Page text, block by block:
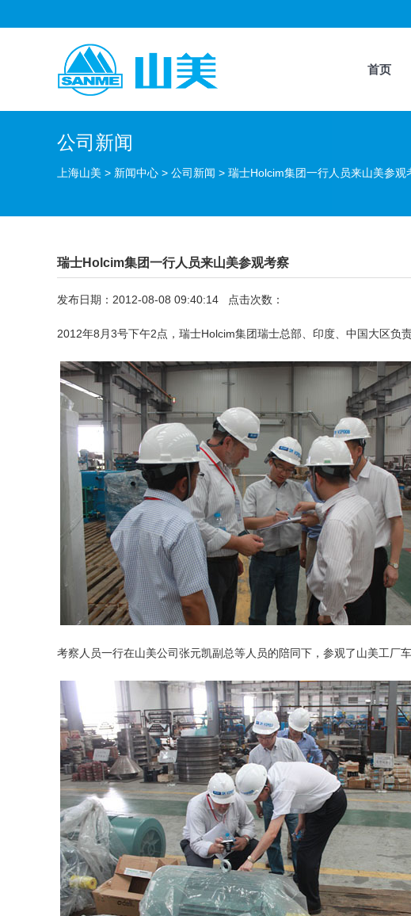
首页
公司新闻
上海山美 > 新闻中心 > 公司新闻 > 瑞士Holcim集团一行人员来山美参观
瑞士Holcim集团一行人员来山美参观考察
发布日期：2012-08-08 09:40:14 点击次数：
2012年8月3号下午2点，瑞士Holcim集团瑞士总部、印度、中国大区负
考察人员一行在山美公司张元凯副总等人员的陪同下，参观了山美工厂